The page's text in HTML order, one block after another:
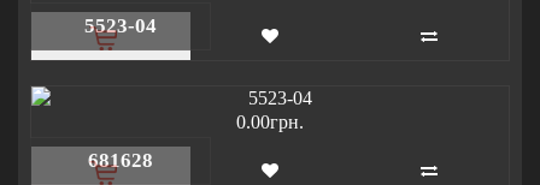
5523-04
0.00грн.
681628